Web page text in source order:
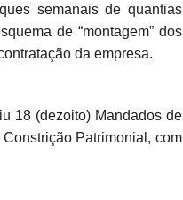
semanais de quantias
de “montagem” dos
da empresa.
18 (dezoito) Mandados de
Patrimonial, com